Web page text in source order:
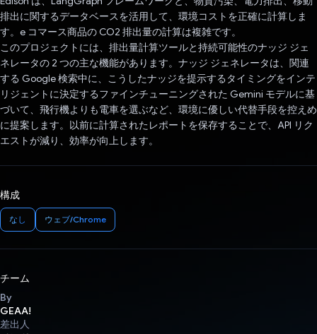
排出に関するデータベースを活用して、環境コストを正確に計算しま
す。e コマース商品の CO2 排出量の計算は複雑です。
このプロジェクトには、排出量計算ツールと持続可能性のナッジ ジェ
ネレータの 2 つの主な機能があります。ナッジ ジェネレータは、関連
する Google 検索中に、こうしたナッジを提示するタイミングをインテ
リジェントに決定するファインチューニングされた Gemini モデルに基
づいて、飛行機よりも電車を選ぶなど、環境に優しい代替手段を控えめ
に提案します。以前に計算されたレポートを保存することで、API リク
エストが減り、効率が向上します。
構成
なし ウェブ/Chrome
チーム
By
GEAA!
差出人